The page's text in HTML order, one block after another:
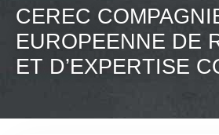
CEREC
EUROPEENNE DE
ET D’EXPERTISE